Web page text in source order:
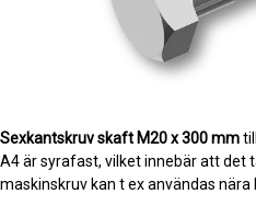
Sexkantskruv skaft M20 x 300 mm
A4 är syrafast, vilket innebär att det
maskinskruv kan t ex användas nära